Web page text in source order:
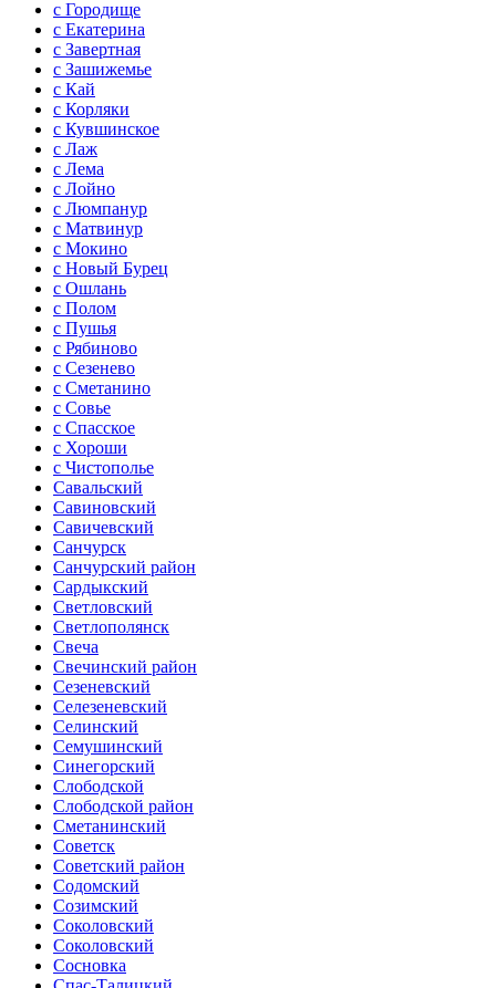
с Городище
с Екатерина
с Завертная
с Зашижемье
с Кай
с Корляки
с Кувшинское
с Лаж
с Лема
с Лойно
с Люмпанур
с Матвинур
с Мокино
с Новый Бурец
с Ошлань
с Полом
с Пушья
с Рябиново
с Сезенево
с Сметанино
с Совье
с Спасское
с Хороши
с Чистополье
Савальский
Савиновский
Савичевский
Санчурск
Санчурский район
Сардыкский
Светловский
Светлополянск
Свеча
Свечинский район
Сезеневский
Селезеневский
Селинский
Семушинский
Синегорский
Слободской
Слободской район
Сметанинский
Советск
Советский район
Содомский
Созимский
Соколовский
Соколовский
Сосновка